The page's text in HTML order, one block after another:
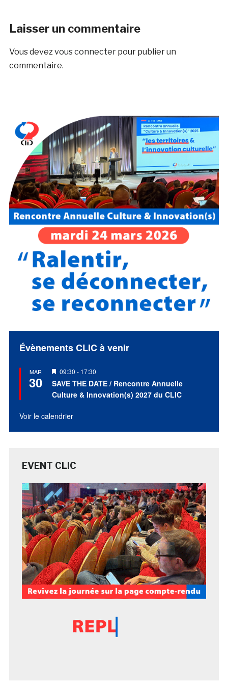
Laisser un commentaire
Vous devezvous connecterpour publier un
commentaire.
Évènements CLIC à venir
MAR
30
Mis
en
avant
09:30 - 17:30
SAVE THE DATE / Rencontre Annuelle
Culture & Innovation(s) 2027 du CLIC
Voir le calendrier
EVENT CLIC